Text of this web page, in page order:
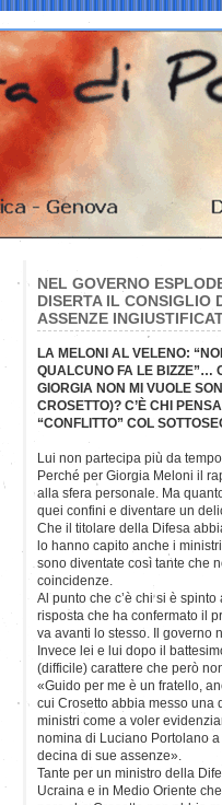
NEL GOVERNO
DISERTA IL CONSIGLIO
ASSENZE
LA MELONI AL VELENO:
QUALCUNO FA LE BIZZE”…
GIORGIA NON MI VUOLE
CROSETTO)? C’È CHI
“CONFLITTO” COL
Lui non partecipa più da
Perché per Giorgia Meloni il
alla sfera personale. Ma
quei confini e diventare un
Che il titolare della Difesa
lo hanno capito anche i
sono diventate così tante che
coincidenze.
Al punto che c’è chi si è
risposta che ha confermato il
va avanti lo stesso. Il governo
Invece lei e lui dopo il
(difficile) carattere che però
«Guido per me è un fratello,
cui Crosetto abbia messo una
ministri come a voler
nomina di Luciano Portolano
decina di sue assenze».
Tante per un ministro della
Ucraina e in Medio Oriente